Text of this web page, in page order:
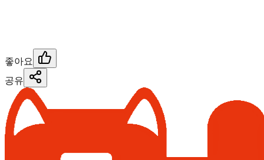
좋아요
공유